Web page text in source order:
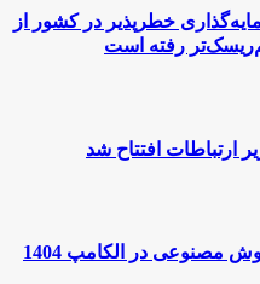
خطرپذیر در کشور از
رفته است
مصنوعی در الکامپ 1404